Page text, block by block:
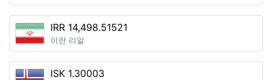
IRR 14,498.51521
이란 리알
ISK 1.30003